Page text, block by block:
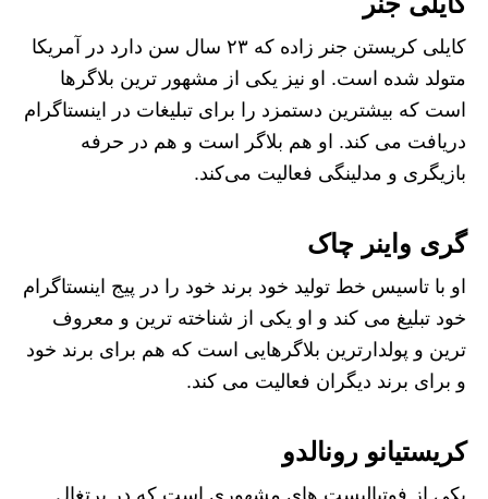
کایلی کریستن جنر زاده که ۲۳ سال سن دارد در آمریکا
متولد شده است. او نیز یکی از مشهور ترین بلاگرها
است که بیشترین دستمزد را برای تبلیغات در اینستاگرام
دریافت می کند. او هم بلاگر است و هم در حرفه
بازیگری و مدلینگی فعالیت می‌کند.
گری واینر چاک
او با تاسیس خط تولید خود برند خود را در پیج اینستاگرام
خود تبلیغ می کند و او یکی از شناخته ترین و معروف
ترین و پولدارترین بلاگرهایی است که هم برای برند خود
و برای برند دیگران فعالیت می کند.
کریستیانو رونالدو
یکی از فوتبالیست های مشهوری است که در پرتغال